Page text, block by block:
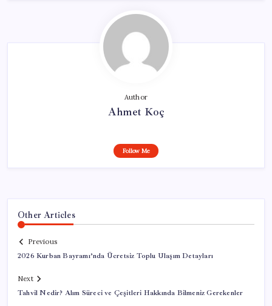
Author
Ahmet Koç
Follow Me
Other Articles
Previous
2026 Kurban Bayramı’nda Ücretsiz Toplu Ulaşım Detayları
Next
Tahvil Nedir? Alım Süreci ve Çeşitleri Hakkında Bilmeniz Gerekenler